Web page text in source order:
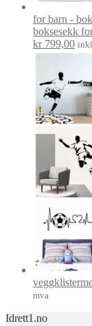
for barn -
boksesekk
Opprinnelig
pris
kr 899,00.
kr799,00
pris
kr
mva
Idrett1.no